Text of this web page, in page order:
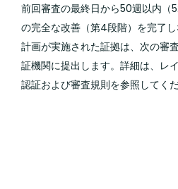
前回審査の最終日から50週以内（
の完全な改善（第4段階）を完了
計画が実施された証拠は、次の審
証機関に提出します。詳細は、レ
認証および審査規則を参照してく